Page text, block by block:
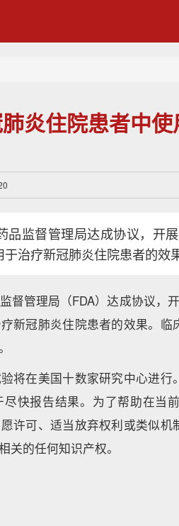
炎住院患者中
品监督管理局达成协议，开
治疗新冠肺炎住院患者的效
督管理局（FDA）达成协议，
新冠肺炎住院患者的效果。
将在美国十数家研究中心进
快报告结果。为了帮助在当
许可、适当放弃权利或类似
关的任何知识产权。